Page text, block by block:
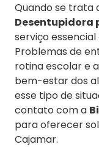
Quando se trata
Desentupidora
serviço
Problemas de
rotina escolar e
bem-estar dos
esse tipo de
contato com a
para oferecer
Cajamar.